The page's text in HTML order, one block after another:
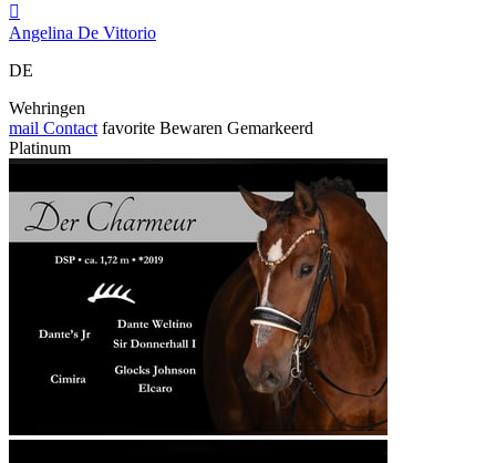

Angelina De Vittorio
DE
Wehringen
mail Contact favorite Bewaren Gemarkeerd
Platinum